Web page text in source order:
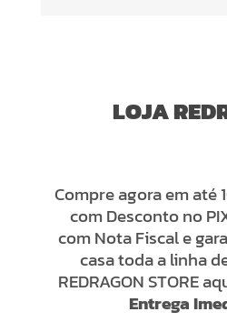
LOJA
Compre agora em até
com Desconto no
com Nota Fiscal e
casa toda a linha
REDRAGON STORE
Entrega